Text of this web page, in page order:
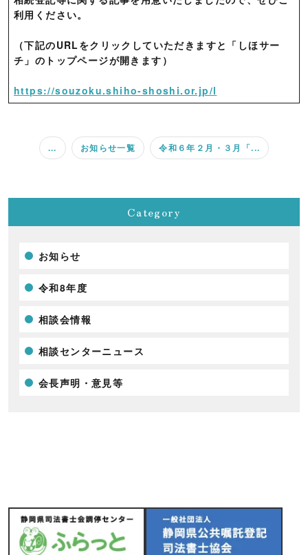
利用ください。
（下記のURLをクリックしていただきますと「しほサー
チ」のトップページが開きます）
https://souzoku.shiho-shoshi.or.jp/l
... お知らせ一覧 令和６年２月・３月「...
Category
お知らせ
令和8年度
相談会情報
相談センターニュース
会長声明・意見等